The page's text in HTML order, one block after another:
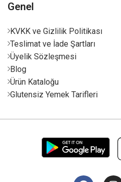
Genel
KVKK ve Gizlilik Politikası
Teslimat ve İade Şartları
Üyelik Sözleşmesi
Blog
Ürün Kataloğu
Glutensiz Yemek Tarifleri